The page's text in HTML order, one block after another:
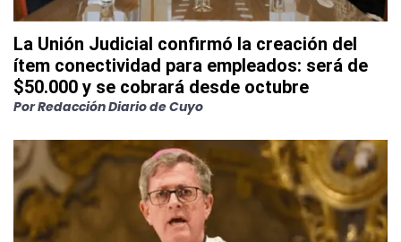
La Unión Judicial confirmó la creación del
ítem conectividad para empleados: será de
$50.000 y se cobrará desde octubre
PorRedacción Diario de Cuyo